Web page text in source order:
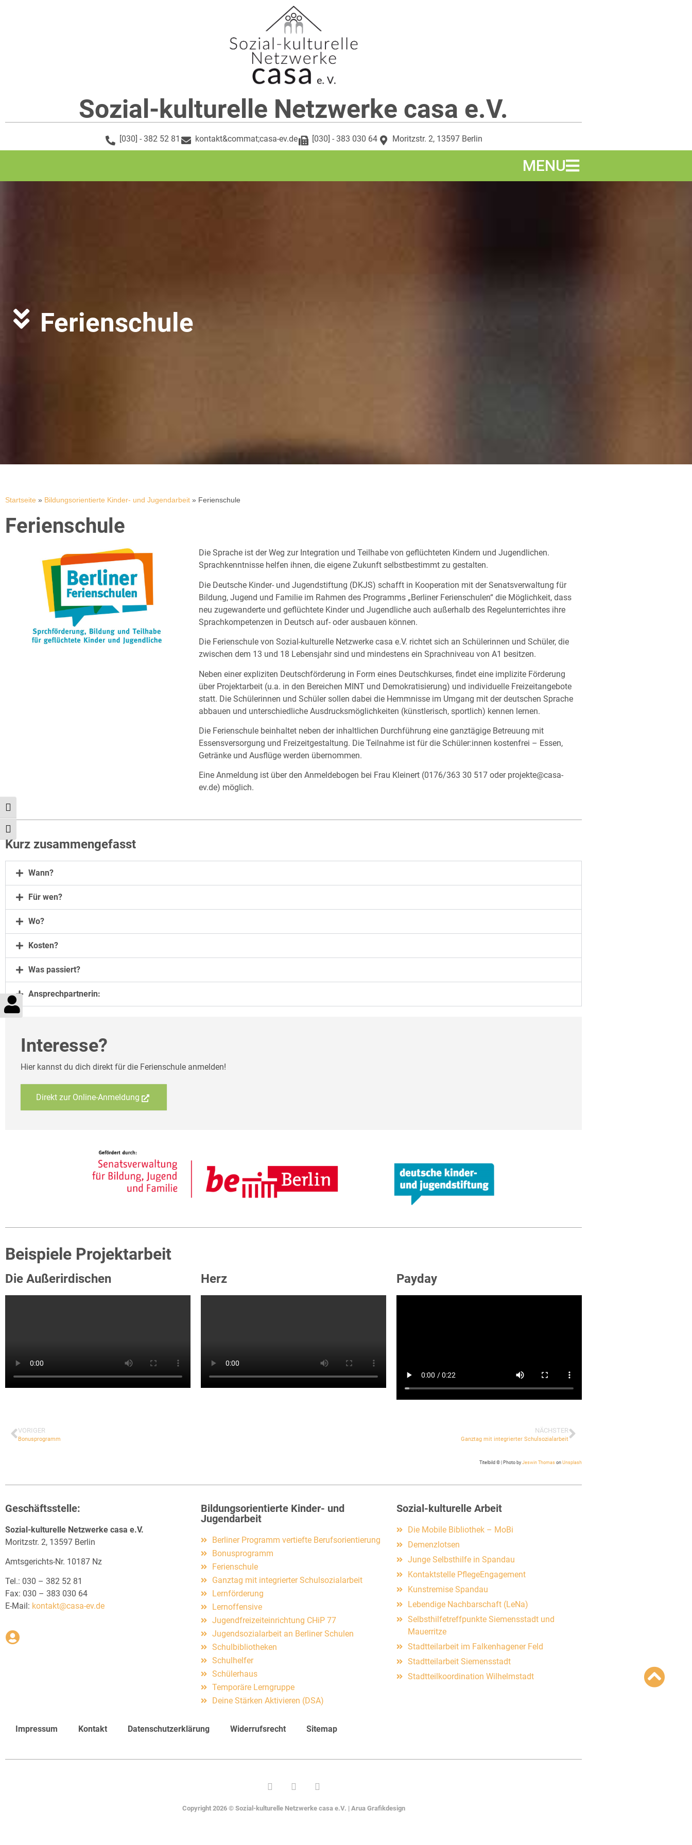
Umschalten auf hohe Kontraste
Schrift vergrößern
Sozial-kulturelle Netzwerke casa e.V.
[030] - 382 52 81 kontakt&commat;casa-ev.de [030] - 383 030 64 Moritzstr. 2, 13597 Berlin
MENU
Ferienschule
Startseite » Bildungsorientierte Kinder- und Jugendarbeit » Ferienschule
Ferienschule
Die Sprache ist der Weg zur Integration und Teilhabe von geflüchteten Kindern und Jugendlichen.
Sprachkenntnisse helfen ihnen, die eigene Zukunft selbstbestimmt zu gestalten.
Die Deutsche Kinder- und Jugendstiftung (DKJS) schafft in Kooperation mit der Senatsverwaltung für
Bildung, Jugend und Familie im Rahmen des Programms „Berliner Ferienschulen“ die Möglichkeit, dass
neu zugewanderte und geflüchtete Kinder und Jugendliche auch außerhalb des Regelunterrichtes ihre
Sprachkompetenzen in Deutsch auf- oder ausbauen können.
Die Ferienschule von Sozial-kulturelle Netzwerke casa e.V. richtet sich an Schülerinnen und Schüler, die
zwischen dem 13 und 18 Lebensjahr sind und mindestens ein Sprachniveau von A1 besitzen.
Neben einer expliziten Deutschförderung in Form eines Deutschkurses, findet eine implizite Förderung
über Projektarbeit (u.a. in den Bereichen MINT und Demokratisierung) und individuelle Freizeitangebote
statt. Die Schülerinnen und Schüler sollen dabei die Hemmnisse im Umgang mit der deutschen Sprache
abbauen und unterschiedliche Ausdrucksmöglichkeiten (künstlerisch, sportlich) kennen lernen.
Die Ferienschule beinhaltet neben der inhaltlichen Durchführung eine ganztägige Betreuung mit
Essensversorgung und Freizeitgestaltung. Die Teilnahme ist für die Schüler:innen kostenfrei – Essen,
Getränke und Ausflüge werden übernommen.
Eine Anmeldung ist über den Anmeldebogen bei Frau Kleinert (0176/363 30 517 oder projekte@casa-
ev.de) möglich.
Kurz zusammengefasst
Wann?
Für wen?
Wo?
Kosten?
Was passiert?
Ansprechpartnerin:
Interesse?
Hier kannst du dich direkt für die Ferienschule anmelden!
Direkt zur Online-Anmeldung
Beispiele Projektarbeit
Die Außerirdischen Herz Payday
VORIGER
Bonusprogramm
NÄCHSTER
Ganztag mit integrierter Schulsozialarbeit
Titelbild © | Photo by Jeswin Thomas on Unsplash
Geschäftsstelle:
Sozial-kulturelle Netzwerke casa e.V.
Moritzstr. 2, 13597 Berlin
Amtsgerichts-Nr. 10187 Nz
Tel.: 030 – 382 52 81
Fax: 030 – 383 030 64
E-Mail: kontakt@casa-ev.de
Bildungsorientierte Kinder- und
Jugendarbeit
Berliner Programm vertiefte Berufsorientierung
Bonusprogramm
Ferienschule
Ganztag mit integrierter Schulsozialarbeit
Lernförderung
Lernoffensive
Jugendfreizeiteinrichtung CHiP 77
Jugendsozialarbeit an Berliner Schulen
Schulbibliotheken
Schulhelfer
Schülerhaus
Temporäre Lerngruppe
Deine Stärken Aktivieren (DSA)
Sozial-kulturelle Arbeit
Die Mobile Bibliothek – MoBi
Demenzlotsen
Junge Selbsthilfe in Spandau
Kontaktstelle PflegeEngagement
Kunstremise Spandau
Lebendige Nachbarschaft (LeNa)
Selbsthilfetreffpunkte Siemensstadt und
Mauerritze
Stadtteilarbeit im Falkenhagener Feld
Stadtteilarbeit Siemensstadt
Stadtteilkoordination Wilhelmstadt
Impressum Kontakt Datenschutzerklärung Widerrufsrecht Sitemap
Copyright 2026 © Sozial-kulturelle Netzwerke casa e.V. | Arua Grafikdesign